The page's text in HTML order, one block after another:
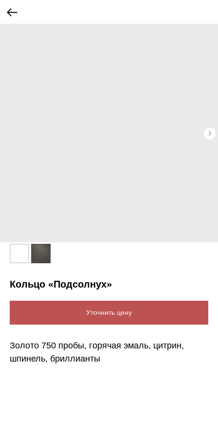
Кольцо «Подсолнух»
Уточнить цену
Золото 750 пробы, горячая эмаль, цитрин,
шпинель, бриллианты